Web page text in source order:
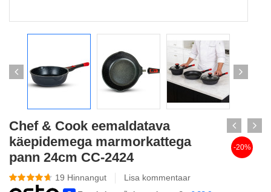
Chef & Cook eemaldatava
käepidemega marmorkattega
pann 24cm CC-2424
19 Hinnangut Lisa kommentaar
-20%